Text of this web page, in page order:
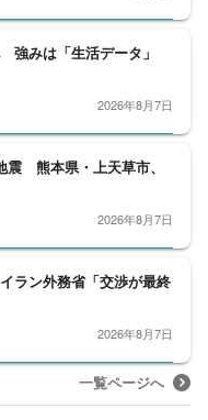
みは「生活データ」
2026年8月7日
震 熊本県・上天草市、
2026年8月7日
ラン外務省「交渉が最終
2026年8月7日
一覧ページへ